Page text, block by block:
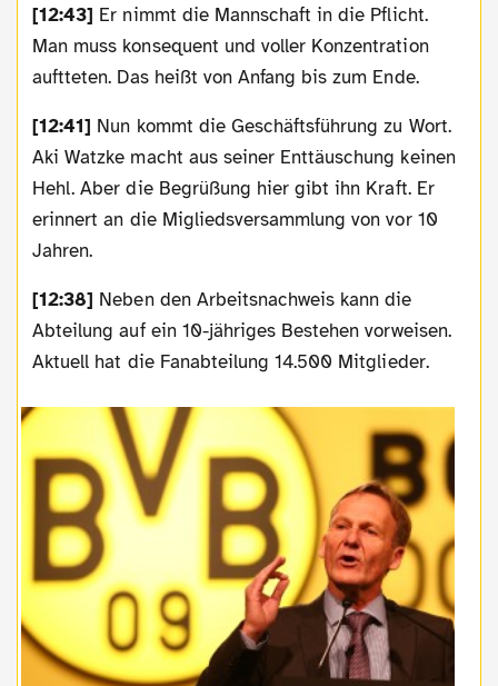
[12:43] Er nimmt die Mannschaft in die Pflicht.
Man muss konsequent und voller Konzentration
auftteten. Das heißt von Anfang bis zum Ende.
[12:41] Nun kommt die Geschäftsführung zu Wort.
Aki Watzke macht aus seiner Enttäuschung keinen
Hehl. Aber die Begrüßung hier gibt ihn Kraft. Er
erinnert an die Migliedsversammlung von vor 10
Jahren.
[12:38] Neben den Arbeitsnachweis kann die
Abteilung auf ein 10-jähriges Bestehen vorweisen.
Aktuell hat die Fanabteilung 14.500 Mitglieder.